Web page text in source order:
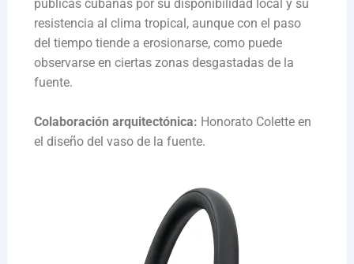
públicas cubanas por su disponibilidad local y su
resistencia al clima tropical, aunque con el paso
del tiempo tiende a erosionarse, como puede
observarse en ciertas zonas desgastadas de la
fuente.
Colaboración arquitectónica: Honorato Colette en
el diseño del vaso de la fuente.